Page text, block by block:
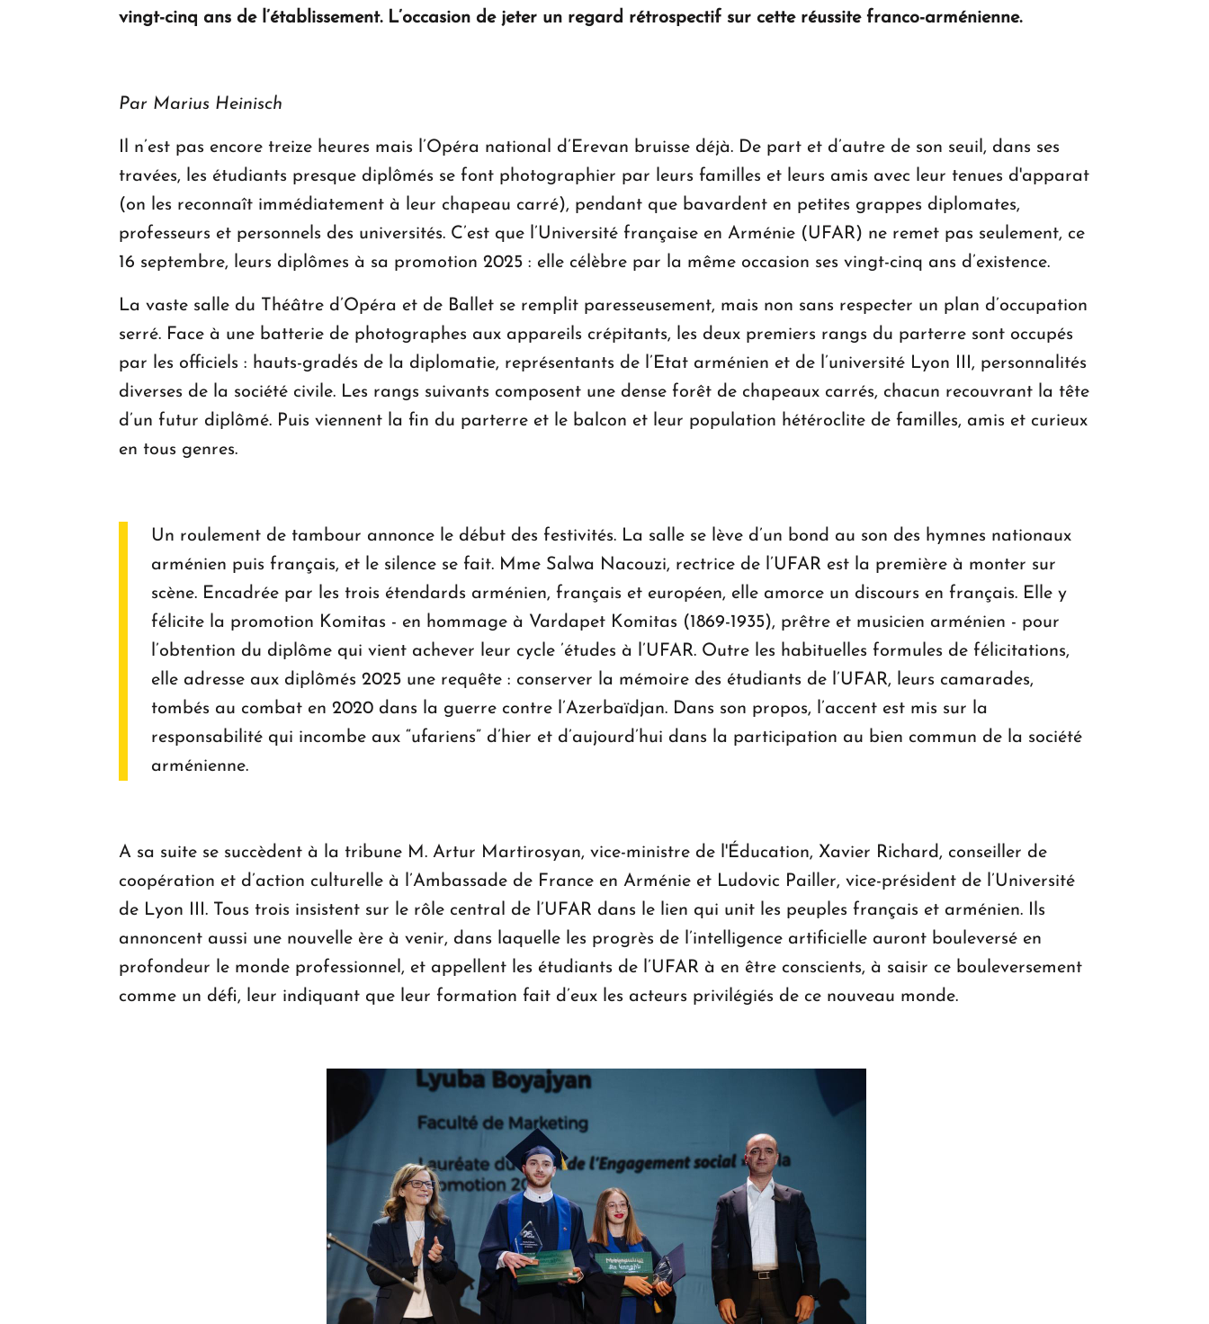
vingt-cinq ans de l’établissement. L’occasion de jeter un regard rétrospectif sur cette réussite franco-arménienne.
Par Marius Heinisch
Il n’est pas encore treize heures mais l’Opéra national d’Erevan bruisse déjà. De part et d’autre de son seuil, dans ses
travées, les étudiants presque diplômés se font photographier par leurs familles et leurs amis avec leur tenues d'apparat
(on les reconnaît immédiatement à leur chapeau carré), pendant que bavardent en petites grappes diplomates,
professeurs et personnels des universités. C’est que l’Université française en Arménie (UFAR) ne remet pas seulement, ce
16 septembre, leurs diplômes à sa promotion 2025 : elle célèbre par la même occasion ses vingt-cinq ans d’existence.
La vaste salle du Théâtre d’Opéra et de Ballet se remplit paresseusement, mais non sans respecter un plan d’occupation
serré. Face à une batterie de photographes aux appareils crépitants, les deux premiers rangs du parterre sont occupés
par les officiels : hauts-gradés de la diplomatie, représentants de l’Etat arménien et de l’université Lyon III, personnalités
diverses de la société civile. Les rangs suivants composent une dense forêt de chapeaux carrés, chacun recouvrant la tête
d’un futur diplômé. Puis viennent la fin du parterre et le balcon et leur population hétéroclite de familles, amis et curieux
en tous genres.
Un roulement de tambour annonce le début des festivités. La salle se lève d’un bond au son des hymnes nationaux
arménien puis français, et le silence se fait. Mme Salwa Nacouzi, rectrice de l’UFAR est la première à monter sur
scène. Encadrée par les trois étendards arménien, français et européen, elle amorce un discours en français. Elle y
félicite la promotion Komitas - en hommage à Vardapet Komitas (1869-1935), prêtre et musicien arménien - pour
l’obtention du diplôme qui vient achever leur cycle ’études à l’UFAR. Outre les habituelles formules de félicitations,
elle adresse aux diplômés 2025 une requête : conserver la mémoire des étudiants de l’UFAR, leurs camarades,
tombés au combat en 2020 dans la guerre contre l’Azerbaïdjan. Dans son propos, l’accent est mis sur la
responsabilité qui incombe aux “ufariens” d’hier et d’aujourd’hui dans la participation au bien commun de la société
arménienne.
A sa suite se succèdent à la tribune M. Artur Martirosyan, vice-ministre de l'Éducation, Xavier Richard, conseiller de
coopération et d’action culturelle à l’Ambassade de France en Arménie et Ludovic Pailler, vice-président de l’Université
de Lyon III. Tous trois insistent sur le rôle central de l’UFAR dans le lien qui unit les peuples français et arménien. Ils
annoncent aussi une nouvelle ère à venir, dans laquelle les progrès de l’intelligence artificielle auront bouleversé en
profondeur le monde professionnel, et appellent les étudiants de l’UFAR à en être conscients, à saisir ce bouleversement
comme un défi, leur indiquant que leur formation fait d’eux les acteurs privilégiés de ce nouveau monde.